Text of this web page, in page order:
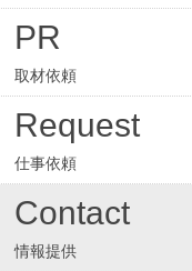
PR
取材依頼
Request
仕事依頼
Contact
情報提供